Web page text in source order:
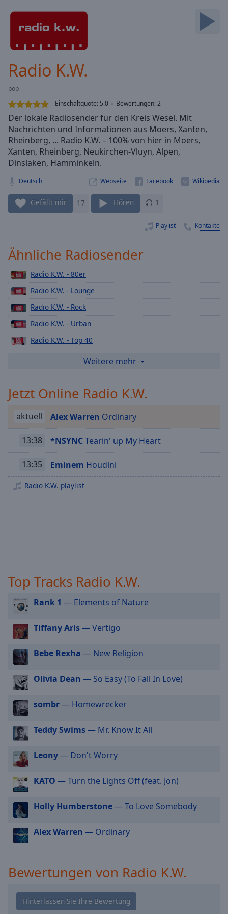
Forward
Current
Loaded
0.00%
Stream
TypeLIVE
Seek to
currently
behind
Remaining
Time-
Descriptions
descriptions
off
selected
settings,
subtitles
dialog
off,
selected
window.
Beginning
dialog
window.
Escape
and
close
window.
Text
Color
Opacity
Text
Background
Radio K.W.
pop
Einschaltquote: 5.0 Bewertungen:2
Der lokale Radiosender für den Kreis Wesel. Mit
Nachrichten und Informationen aus Moers, Xanten,
Rheinberg, ... Radio K.W. – 100% von hier in Moers,
Xanten, Rheinberg, Neukirchen-Vluyn, Alpen,
Dinslaken, Hamminkeln.
Deutsch Webseite
Gefällt mir 17 Hören 1
Playlist Kontakte
Ähnliche Radiosender
Radio K.W. - 80er
Radio K.W. - Lounge
Radio K.W. - Rock
Radio K.W. - Urban
Radio K.W. - Top 40
Radio K.W.- Weihnachts
Radio K.W.- Deutsch Pop
Radio K.W.- Schlager
Radio K.W. - 2000er
Radio K.W. - Rock Classic
Weitere mehr
Jetzt Online Radio K.W.
aktuell Alex Warren Ordinary
13:38 *NSYNCTearin' up My Heart
13:35 Eminem Houdini
Radio K.W. playlist
Top Tracks Radio K.W.
Rank 1 — Elements of Nature
Tiffany Aris— Vertigo
Bebe Rexha — New Religion
Olivia Dean — So Easy (To Fall In Love)
sombr— Homewrecker
Teddy Swims— Mr. Know It All
Leony— Don't Worry
KATO — Turn the Lights Off (feat. Jon)
Holly Humberstone— To Love Somebody
Alex Warren — Ordinary
Bewertungen von Radio K.W.